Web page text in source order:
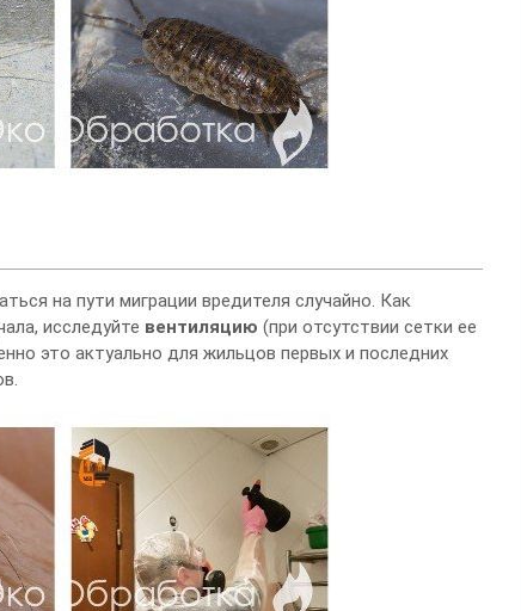
на пути миграции вредителя случайно. Как
исследуйте вентиляцию (при отсутствии сетки ее
это актуально для жильцов первых и последних